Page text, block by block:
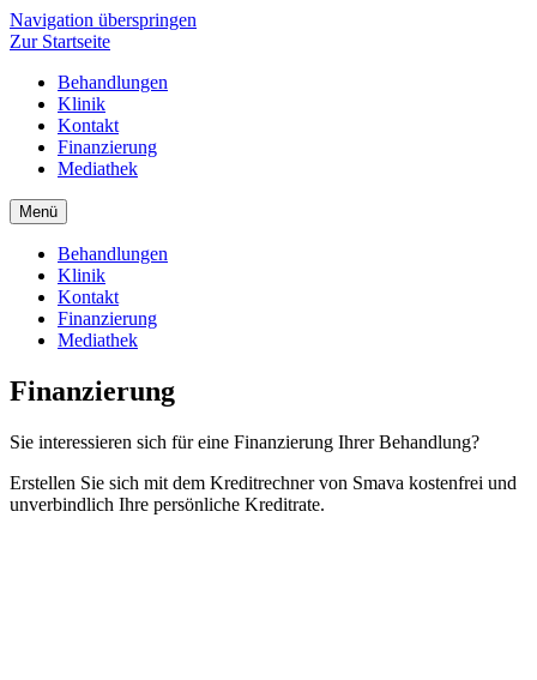
Navigation überspringen
Zur Startseite
Behandlungen
Klinik
Kontakt
Finanzierung
Mediathek
Menü
Behandlungen
Klinik
Kontakt
Finanzierung
Mediathek
Finanzierung
Sie interessieren sich für eine Finanzierung Ihrer Behandlung?
Erstellen Sie sich mit dem Kreditrechner von Smava kostenfrei und
unverbindlich Ihre persönliche Kreditrate.